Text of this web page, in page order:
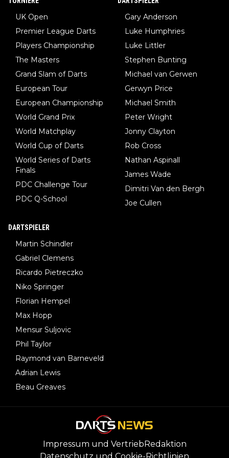
diese könnten teils wirksam behandelt werden! Dafür müsste
man nur zum Neurologen und nicht zum Mentaltrainer gehen…
UK Open
Premier League Darts
Players Championship
The Masters
Grand Slam of Darts
European Tour
European Championship
World Grand Prix
World Matchplay
World Cup of Darts
World Series of Darts
Finals
PDC Challenge Tour
PDC Q-School
Gary Anderson
Luke Humphries
Luke Littler
Stephen Bunting
Michael van Gerwen
Gerwyn Price
Michael Smith
Peter Wright
Jonny Clayton
Rob Cross
Nathan Aspinall
James Wade
Dimitri Van den Bergh
Joe Cullen
DARTSPIELER
Martin Schindler
Gabriel Clemens
Ricardo Pietreczko
Niko Springer
Florian Hempel
Max Hopp
Mensur Suljovic
Phil Taylor
Raymond van Barneveld
Adrian Lewis
Beau Greaves
Impressum und VertriebRedaktion